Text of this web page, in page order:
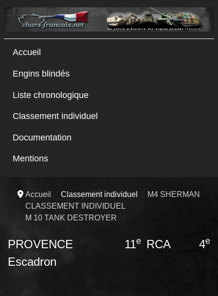
Accueil
Engins blindés
Liste chronologique
Classement individuel
Documentation
Mentions
Accueil Classement individuel
M4 SHERMAN
CLASSEMENT INDIVIDUEL
M 10 TANK DESTROYER
PROVENCE 11eRCA 4e
Escadron